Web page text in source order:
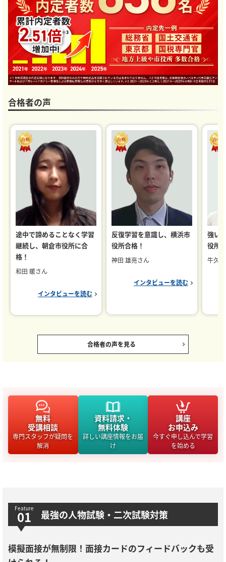
合格者の声
途中で諦めることなく学習
継続し、朝倉市役所に合
格！
和田 暖さん
インタビューを読む
反復学習を意識し、横浜市
役所合格！
神田 雄亮さん
インタビューを読む
強い
役所
牛久
合格者の声を見る
無料
受講相談
専門スタッフが疑問を
解消
資料請求・
無料体験
詳しい講座情報をお届
け
講座
お申込み
今すぐ申し込んで学習
を始める
最強の人物試験・二次試験対策
模擬面接が無制限！面接カードのフィードバックも受